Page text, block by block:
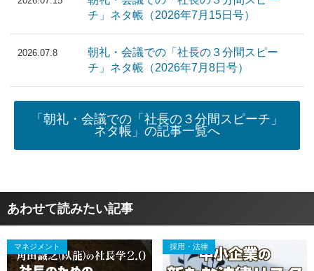
チ」ネタ帳（2026年7月15日号）
2026.07.8
朝礼・会議での「社長の３分間スピー
チ」ネタ帳（2026年7月8日号）
「朝礼・会議での「社長の３分間スピーチ」
ネタ帳」の記事一覧へ
あわせて読みたい記事
マネジメント 採用・法律